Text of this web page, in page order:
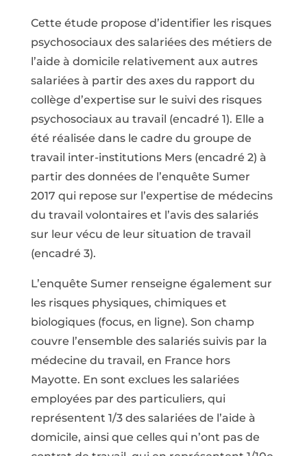
Cette étude propose d’identifier les risques
psychosociaux des salariées des métiers de
l’aide à domicile relativement aux autres
salariées à partir des axes du rapport du
collège d’expertise sur le suivi des risques
psychosociaux au travail (encadré 1). Elle a
été réalisée dans le cadre du groupe de
travail inter-institutions Mers (encadré 2) à
partir des données de l’enquête Sumer
2017 qui repose sur l’expertise de médecins
du travail volontaires et l’avis des salariés
sur leur vécu de leur situation de travail
(encadré 3).
L’enquête Sumer renseigne également sur
les risques physiques, chimiques et
biologiques (focus, en ligne). Son champ
couvre l’ensemble des salariés suivis par la
médecine du travail, en France hors
Mayotte. En sont exclues les salariées
employées par des particuliers, qui
représentent 1/3 des salariées de l’aide à
domicile, ainsi que celles qui n’ont pas de